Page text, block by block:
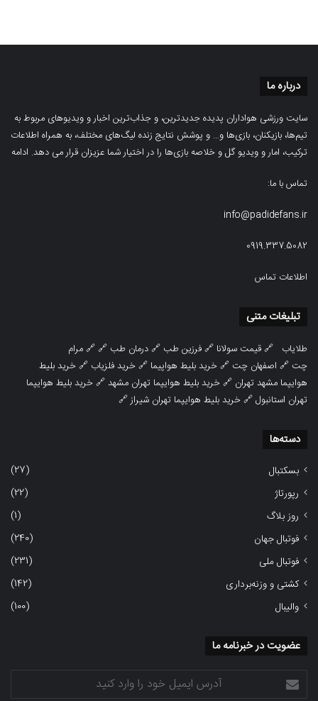
درباره ما
سایت ورزشی هواداران پدیده جدیدترین، و جذاب‌ترین اخبار و ویدیوهای مربوط به
تیم‌ها، بازیکنان، بازی‌ها و… و پوشش نتایج زنده لیگ‌های مختلف، به همراه اطلاعات
ترکیب، امار و ویدیو‌‌ گل‌ و خلاصه بازی‌ها را در اختیار شما عزیزان قرار می دهد. ادامه
تماس با ما:
info@padidefans.ir
0919.337.5082
اطلاعات تماس
تبلیغات متنی
طلایاب 🔗قیمت سولانا 🔗فرزین طب 🔗درمان طب 🔗 🔗مرام
چت 🔗 اصفهان چت 🔗خرید بلیط هواپیما 🔗خرید فلزیاب 🔗خرید بلیط
هوایپما مشهد تهران 🔗خرید بلیط هوایپما تهران مشهد🔗خرید بلیط هوایپما
تهران استانبول🔗خرید بلیط هوایپما تهران شیراز🔗
دسته‌ها
بسکتبال
(27)
رپورتاژ
(22)
روز بلاگ
(1)
فوتبال جهان
(240)
فوتبال ملی
(231)
کشتی و وزنه‌برداری
(142)
والیبال
(100)
عضویت در خبرنامه ما
آدرس
ایمیل